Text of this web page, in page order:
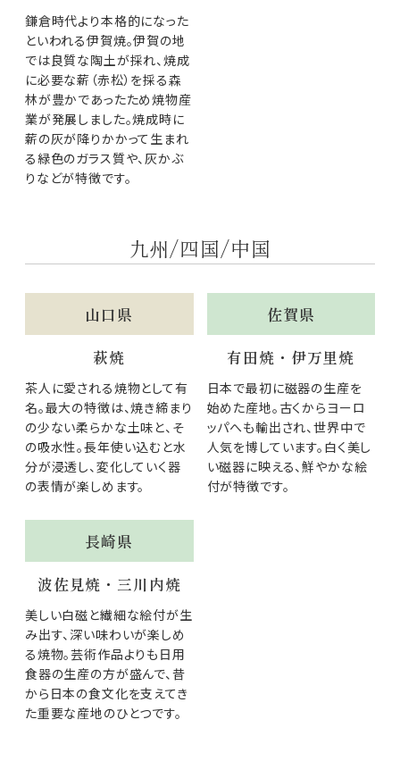
鎌倉時代より本格的になった
といわれる伊賀焼。伊賀の地
では良質な陶土が採れ、焼成
に必要な薪（赤松）を採る森
林が豊かであったため焼物産
業が発展しました。焼成時に
薪の灰が降りかかって生まれ
る緑色のガラス質や、灰かぶ
りなどが特徴です。
九州/四国/中国
山口県
萩焼
茶人に愛される焼物として有
名。最大の特徴は、焼き締まり
の少ない柔らかな土味と、そ
の吸水性。長年使い込むと水
分が浸透し、変化していく器
の表情が楽しめます。
佐賀県
有田焼・伊万里焼
日本で最初に磁器の生産を
始めた産地。古くからヨーロ
ッパへも輸出され、世界中で
人気を博しています。白く美し
い磁器に映える、鮮やかな絵
付が特徴です。
長崎県
波佐見焼・三川内焼
美しい白磁と繊細な絵付が生
み出す、深い味わいが楽しめ
る焼物。芸術作品よりも日用
食器の生産の方が盛んで、昔
から日本の食文化を支えてき
た重要な産地のひとつです。